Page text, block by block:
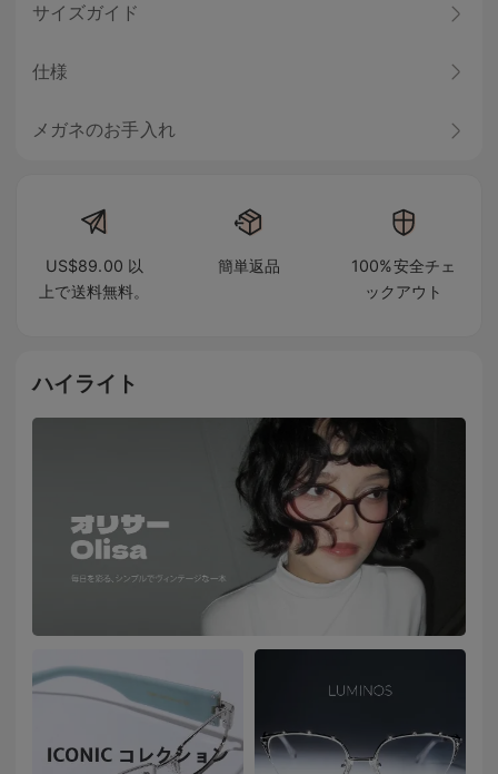
サイズガイド
仕様
メガネのお手入れ
US$89.00 以
上で送料無料。
簡単返品
100%安全チェ
ックアウト
ハイライト